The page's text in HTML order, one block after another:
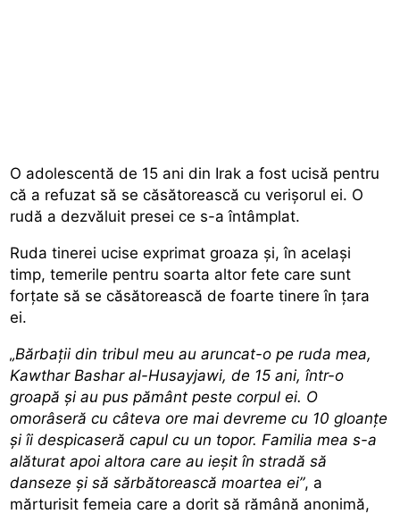
O adolescentă de 15 ani din Irak a fost ucisă pentru
că a refuzat să se căsătorească cu verișorul ei. O
rudă a dezvăluit presei ce s-a întâmplat.
Ruda tinerei ucise exprimat groaza și, în același
timp, temerile pentru soarta altor fete care sunt
forțate să se căsătorească de foarte tinere în țara
ei.
„Bărbații din tribul meu au aruncat-o pe ruda mea,
Kawthar Bashar al-Husayjawi, de 15 ani, într-o
groapă și au pus pământ peste corpul ei. O
omorâseră cu câteva ore mai devreme cu 10 gloanțe
și îi despicaseră capul cu un topor. Familia mea s-a
alăturat apoi altora care au ieșit în stradă să
danseze și să sărbătorească moartea ei”, a
mărturisit femeia care a dorit să rămână anonimă,